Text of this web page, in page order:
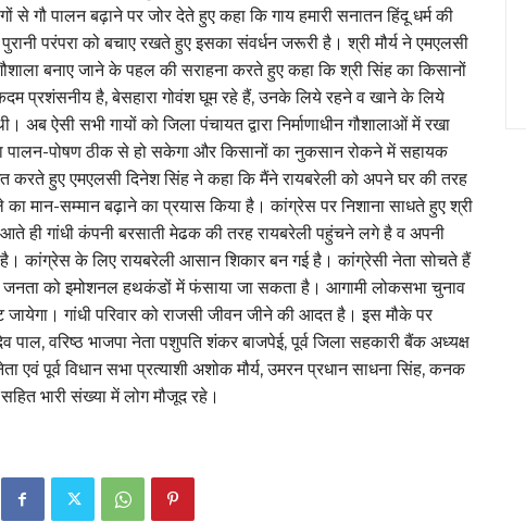
से गौ पालन बढ़ाने पर जोर देते हुए कहा कि गाय हमारी सनातन हिंदू धर्म की
परंपरा को बचाए रखते हुए इसका संवर्धन जरूरी है। श्री मौर्य ने एमएलसी
बनाए जाने के पहल की सराहना करते हुए कहा कि श्री सिंह का किसानों
प्रशंसनीय है, बेसहारा गोवंश घूम रहे हैं, उनके लिये रहने व खाने के लिये
अब ऐसी सभी गायों को जिला पंचायत द्वारा निर्माणाधीन गौशालाओं में रखा
पोषण ठीक से हो सकेगा और किसानों का नुकसान रोकने में सहायक
करते हुए एमएलसी दिनेश सिंह ने कहा कि मैंने रायबरेली को अपने घर की तरह
मान-सम्मान बढ़ाने का प्रयास किया है। कांग्रेस पर निशाना साधते हुए श्री
ही गांधी कंपनी बरसाती मेढक की तरह रायबरेली पहुंचने लगे है व अपनी
कांग्रेस के लिए रायबरेली आसान शिकार बन गई है। कांग्रेसी नेता सोचते हैं
को इमोशनल हथकंडों में फंसाया जा सकता है। आगामी लोकसभा चुनाव
गांधी परिवार को राजसी जीवन जीने की आदत है। इस मौके पर
पाल, वरिष्ठ भाजपा नेता पशुपति शंकर बाजपेई, पूर्व जिला सहकारी बैंक अध्यक्ष
एवं पूर्व विधान सभा प्रत्याशी अशोक मौर्य, उमरन प्रधान साधना सिंह, कनक
सहित भारी संख्या में लोग मौजूद रहे।